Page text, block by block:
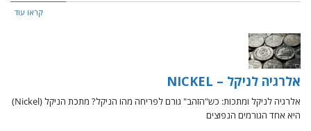
קראו עוד
אלרגיה לניקל – NICKEL
אלרגיה לניקל ומתכות: כש"הזהב" גורם לפריחה מהו הניקל? מתכת הניקל (Nickel)
היא אחד הגורמים הנפוצים